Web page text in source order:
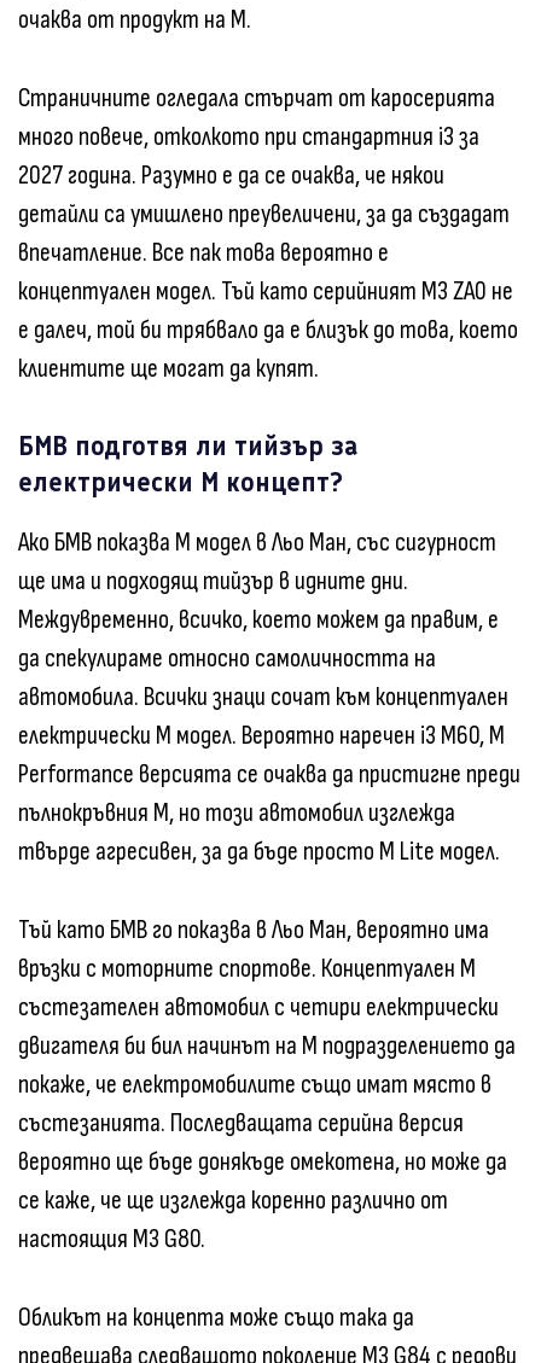
очаква от продукт на М.
Страничните огледала стърчат от каросерията
много повече, отколкото при стандартния i3 за
2027 година. Разумно е да се очаква, че някои
детайли са умишлено преувеличени, за да създадат
впечатление. Все пак това вероятно е
концептуален модел. Тъй като серийният М3 ZA0 не
е далеч, той би трябвало да е близък до това, което
клиентите ще могат да купят.
БМВ подготвя ли тийзър за
електрически М концепт?
Ако БМВ показва М модел в Льо Ман, със сигурност
ще има и подходящ тийзър в идните дни.
Междувременно, всичко, което можем да правим, е
да спекулираме относно самоличността на
автомобила. Всички знаци сочат към концептуален
електрически М модел. Вероятно наречен i3 M60, M
Performance версията се очаква да пристигне преди
пълнокръвния М, но този автомобил изглежда
твърде агресивен, за да бъде просто М Lite модел.
Тъй като БМВ го показва в Льо Ман, вероятно има
връзки с моторните спортове. Концептуален М
състезателен автомобил с четири електрически
двигателя би бил начинът на М подразделението да
покаже, че електромобилите също имат място в
състезанията. Последващата серийна версия
вероятно ще бъде донякъде омекотена, но може да
се каже, че ще изглежда коренно различно от
настоящия М3 G80.
Обликът на концепта може също така да
предвещава следващото поколение М3 G84 с редови